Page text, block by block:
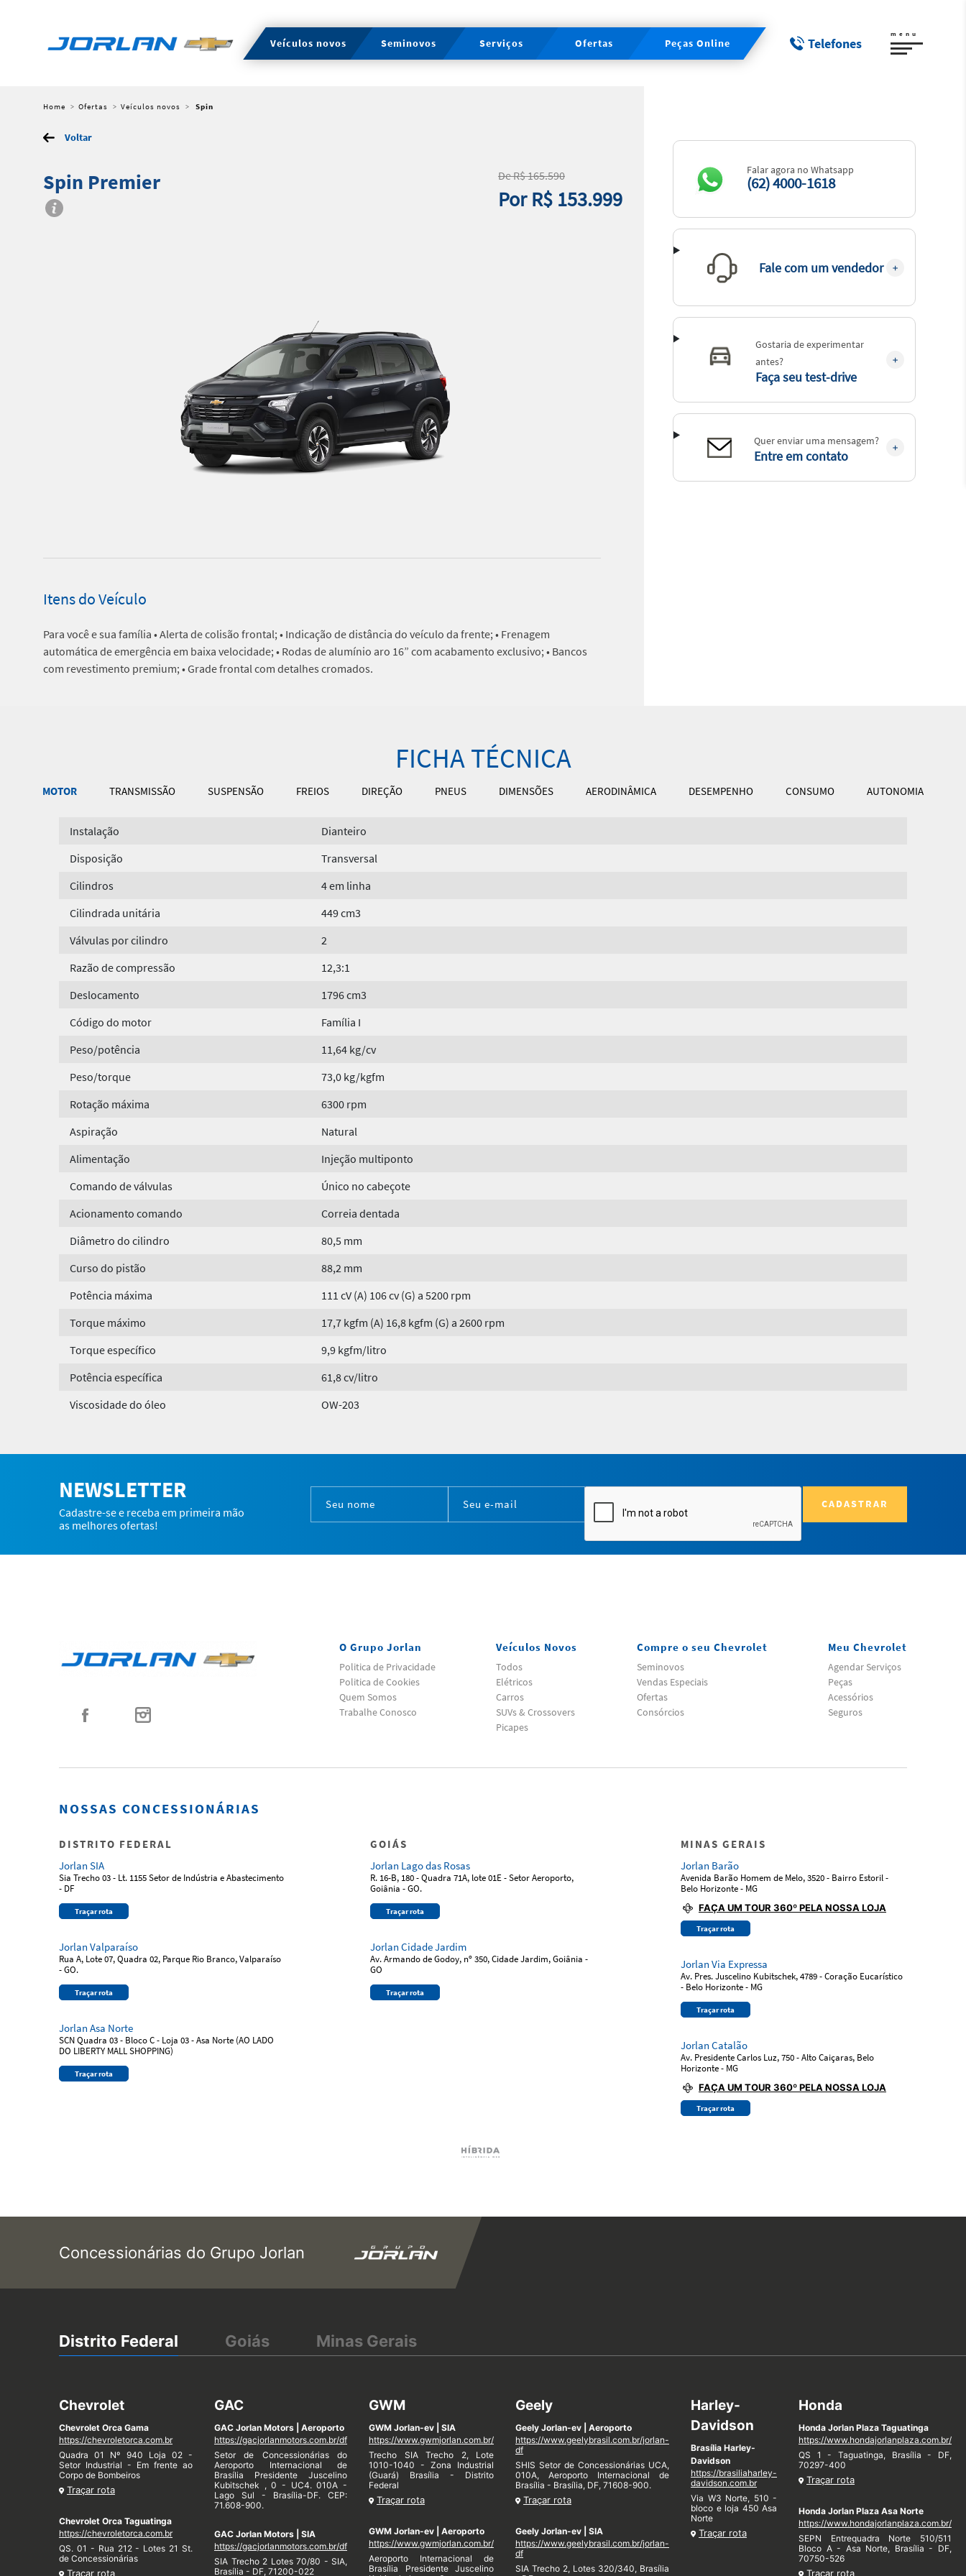
Veículos novos Seminovos Serviços Ofertas Peças Online Telefones
menu
Home Ofertas Veículos novos Spin
Voltar
Spin Premier De R$ 165.590
Por R$ 153.999
Itens do Veículo
Para você e sua família • Alerta de colisão frontal; • Indicação de distância do veículo da frente; • Frenagem
automática de emergência em baixa velocidade; • Rodas de alumínio aro 16” com acabamento exclusivo; • Bancos
com revestimento premium; • Grade frontal com detalhes cromados.
Falar agora no Whatsapp
(62) 4000-1618
Fale com um vendedor
Gostaria de experimentar
antes?
Faça seu test-drive
Quer enviar uma mensagem?
Entre em contato
FICHA TÉCNICA
MOTOR TRANSMISSÃO SUSPENSÃO FREIOS DIREÇÃO PNEUS DIMENSÕES AERODINÂMICA DESEMPENHO CONSUMO AUTONOMIA
Instalação
Dianteiro
Disposição
Transversal
Cilindros
4 em linha
Cilindrada unitária
449 cm3
Válvulas por cilindro
2
Razão de compressão
12,3:1
Deslocamento
1796 cm3
Código do motor
Família I
Peso/potência
11,64 kg/cv
Peso/torque
73,0 kg/kgfm
Rotação máxima
6300 rpm
Aspiração
Natural
Alimentação
Injeção multiponto
Comando de válvulas
Único no cabeçote
Acionamento comando
Correia dentada
Diâmetro do cilindro
80,5 mm
Curso do pistão
88,2 mm
Potência máxima
111 cV (A) 106 cv (G) a 5200 rpm
Torque máximo
17,7 kgfm (A) 16,8 kgfm (G) a 2600 rpm
Torque específico
9,9 kgfm/litro
Potência específica
61,8 cv/litro
Viscosidade do óleo
OW-203
NEWSLETTER
Cadastre-se e receba em primeira mão
as melhores ofertas!
CADASTRAR
O Grupo Jorlan
Politica de Privacidade
Politica de Cookies
Quem Somos
Trabalhe Conosco
Veículos Novos
Todos
Elétricos
Carros
SUVs & Crossovers
Picapes
Compre o seu Chevrolet
Seminovos
Vendas Especiais
Ofertas
Consórcios
Meu Chevrolet
Agendar Serviços
Peças
Acessórios
Seguros
NOSSAS CONCESSIONÁRIAS
DISTRITO FEDERAL
Jorlan SIA
Sia Trecho 03 - Lt. 1155 Setor de Indústria e Abastecimento
- DF
Traçar rota
Jorlan Valparaíso
Rua A, Lote 07, Quadra 02, Parque Rio Branco, Valparaíso
- GO.
Traçar rota
Jorlan Asa Norte
SCN Quadra 03 - Bloco C - Loja 03 - Asa Norte (AO LADO
DO LIBERTY MALL SHOPPING)
Traçar rota
GOIÁS
Jorlan Lago das Rosas
R. 16-B, 180 - Quadra 71A, lote 01E - Setor Aeroporto,
Goiânia - GO.
Traçar rota
Jorlan Cidade Jardim
Av. Armando de Godoy, nº 350, Cidade Jardim, Goiânia -
GO
Traçar rota
MINAS GERAIS
Jorlan Barão
Avenida Barão Homem de Melo, 3520 - Bairro Estoril -
Belo Horizonte - MG
FAÇA UM TOUR 360º PELA NOSSA LOJA
Traçar rota
Jorlan Via Expressa
Av. Pres. Juscelino Kubitschek, 4789 - Coração Eucarístico
- Belo Horizonte - MG
Traçar rota
Jorlan Catalão
Av. Presidente Carlos Luz, 750 - Alto Caiçaras, Belo
Horizonte - MG
FAÇA UM TOUR 360º PELA NOSSA LOJA
Traçar rota
Concessionárias do Grupo Jorlan
Distrito Federal Goiás Minas Gerais
Chevrolet
Chevrolet Orca Gama
https://chevroletorca.com.br
Quadra 01 Nº 940 Loja 02 -
Setor Industrial - Em frente ao
Corpo de Bombeiros
Traçar rota
Chevrolet Orca Taguatinga
https://chevroletorca.com.br
QS. 01 - Rua 212 - Lotes 21 St.
de Concessionárias
Traçar rota
GAC
GAC Jorlan Motors | Aeroporto
https://gacjorlanmotors.com.br/df
Setor de Concessionárias do
Aeroporto Internacional de
Brasília Presidente Juscelino
Kubitschek , 0 - UC4. 010A -
Lago Sul - Brasília-DF. CEP:
71.608-900.
GAC Jorlan Motors | SIA
https://gacjorlanmotors.com.br/df
SIA Trecho 2 Lotes 70/80 - SIA,
Brasília - DF, 71200-022
GWM
GWM Jorlan-ev | SIA
https://www.gwmjorlan.com.br/
Trecho SIA Trecho 2, Lote
1010-1040 - Zona Industrial
(Guará) Brasília - Distrito
Federal
Traçar rota
GWM Jorlan-ev | Aeroporto
https://www.gwmjorlan.com.br/
Aeroporto Internacional de
Brasília Presidente Juscelino
Geely
Geely Jorlan-ev | Aeroporto
https://www.geelybrasil.com.br/jorlan-
df
SHIS Setor de Concessionárias UCA,
010A, Aeroporto Internacional de
Brasília - Brasília, DF, 71608-900.
Traçar rota
Geely Jorlan-ev | SIA
https://www.geelybrasil.com.br/jorlan-
df
SIA Trecho 2, Lotes 320/340, Brasília
Harley-
Davidson
Brasília Harley-
Davidson
https://brasiliaharley-
davidson.com.br
Via W3 Norte, 510 -
bloco e loja 450 Asa
Norte
Traçar rota
Honda
Honda Jorlan Plaza Taguatinga
https://www.hondajorlanplaza.com.br/
QS 1 - Taguatinga, Brasília - DF,
70297-400
Traçar rota
Honda Jorlan Plaza Asa Norte
https://www.hondajorlanplaza.com.br/
SEPN Entrequadra Norte 510/511
Bloco A - Asa Norte, Brasília - DF,
70750-526
Traçar rota